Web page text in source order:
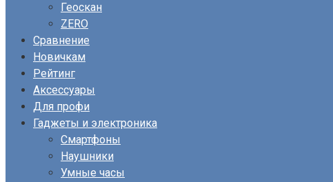
Геоскан
ZERO
Сравнение
Новичкам
Рейтинг
Аксессуары
Для профи
Гаджеты и электроника
Смартфоны
Наушники
Умные часы